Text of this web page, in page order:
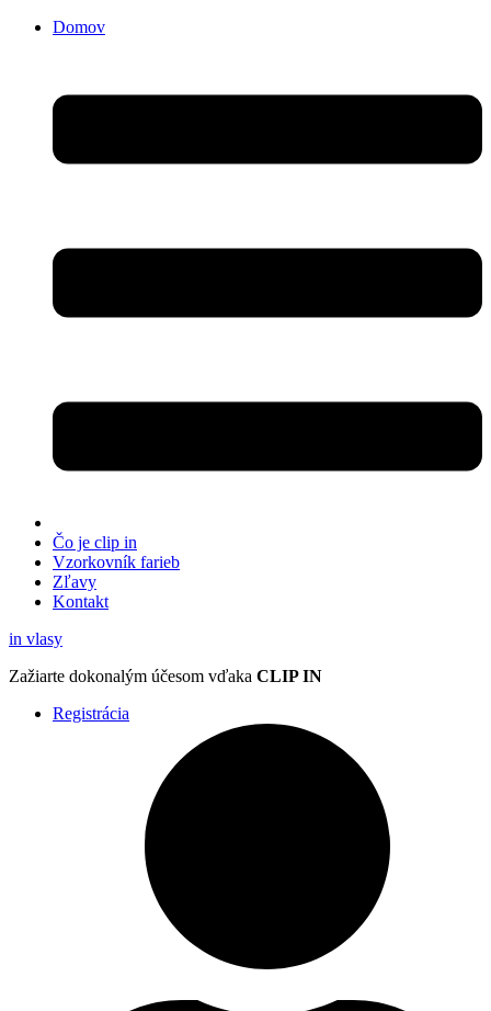
Domov
Čo je clip in
Vzorkovník farieb
Zľavy
Kontakt
in vlasy
Zažiarte dokonalým účesom vďaka CLIP IN
Registrácia